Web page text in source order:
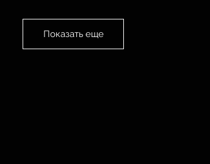
Показать еще